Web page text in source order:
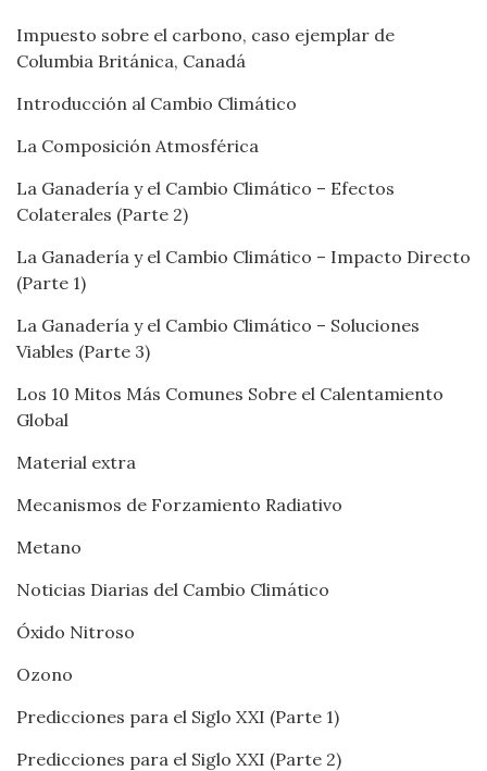
Impuesto sobre el carbono, caso ejemplar de
Columbia Británica, Canadá
Introducción al Cambio Climático
La Composición Atmosférica
La Ganadería y el Cambio Climático – Efectos
Colaterales (Parte 2)
La Ganadería y el Cambio Climático – Impacto Directo
(Parte 1)
La Ganadería y el Cambio Climático – Soluciones
Viables (Parte 3)
Los 10 Mitos Más Comunes Sobre el Calentamiento
Global
Material extra
Mecanismos de Forzamiento Radiativo
Metano
Noticias Diarias del Cambio Climático
Óxido Nitroso
Ozono
Predicciones para el Siglo XXI (Parte 1)
Predicciones para el Siglo XXI (Parte 2)